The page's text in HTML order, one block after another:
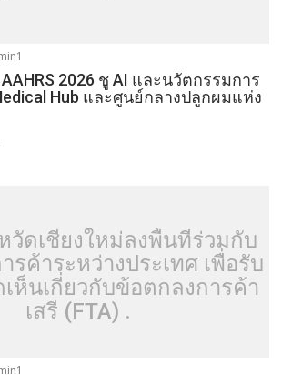
2026 ชู AI และนวัตกรรมการ
Hub และศูนย์กลางปลูกผมแห่ง
ดเชียงใหม่ลงพื้นที่ร่วมกับ
รค้าระหว่างประเทศ เพื่อรับ
ห็นเกี่ยวกับข้อตกลงการค้า
เสรี (FTA) .